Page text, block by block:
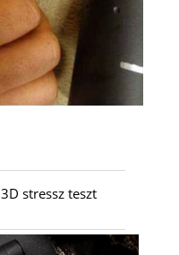
stressz teszt